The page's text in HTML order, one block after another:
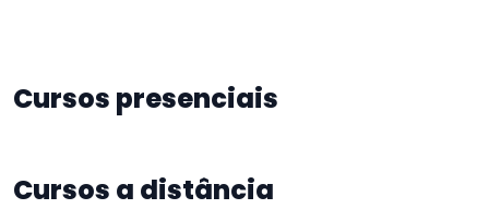
Cursos presenciais
Cursos a distância